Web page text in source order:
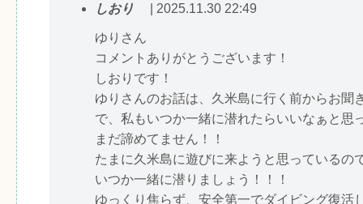
しおり | 2025.11.30 22:49
ゆりさん
コメントありがとうございます！
しおりです！
ゆりさんのお話は、久米島に行く前からお聞
で、私もいつか一緒に潜れたらいいなぁと思
まだ諦めてません！！
たまに久米島に遊びに来ようと思っているの
いつか一緒に潜りましょう！！！
ゆっくり焦らず、安全第一でダイビング復活